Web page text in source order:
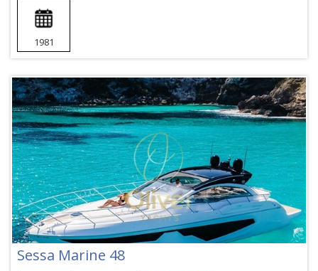
1981
Sessa Marine 48